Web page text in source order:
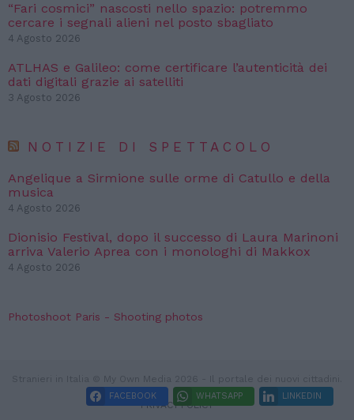
“Fari cosmici” nascosti nello spazio: potremmo
cercare i segnali alieni nel posto sbagliato
4 Agosto 2026
ATLHAS e Galileo: come certificare l’autenticità dei
dati digitali grazie ai satelliti
3 Agosto 2026
NOTIZIE DI SPETTACOLO
Angelique a Sirmione sulle orme di Catullo e della
musica
4 Agosto 2026
Dionisio Festival, dopo il successo di Laura Marinoni
arriva Valerio Aprea con i monologhi di Makkox
4 Agosto 2026
Photoshoot Paris - Shooting photos
PRIVACY POLICY
FACEBOOK WHATSAPP LINKEDIN